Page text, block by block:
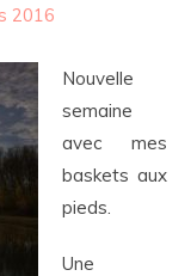
2016
Nouvelle
semaine
avec mes
baskets aux
pieds.
Une